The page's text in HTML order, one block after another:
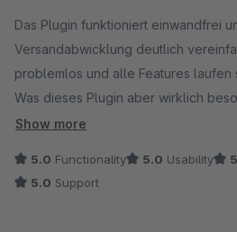
Das Plugin funktioniert einwandfrei
Versandabwicklung deutlich
problemlos und alle Features laufen
Was dieses Plugin aber wirklich
unfassbar gute Support! Selten
über das normale Maß deutich hinaus!
Klare Kaufempfehlung - nicht nur
Show more
5.0 Functionality 5.0 Usability
5.0 Support